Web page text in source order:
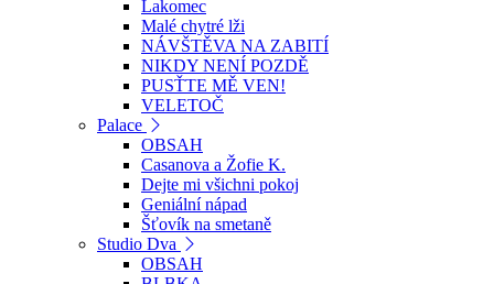
Lakomec
Malé chytré lži
NÁVŠTĚVA NA ZABITÍ
NIKDY NENÍ POZDĚ
PUSŤTE MĚ VEN!
VELETOČ
Palace
OBSAH
Casanova a Žofie K.
Dejte mi všichni pokoj
Geniální nápad
Šťovík na smetaně
Studio Dva
OBSAH